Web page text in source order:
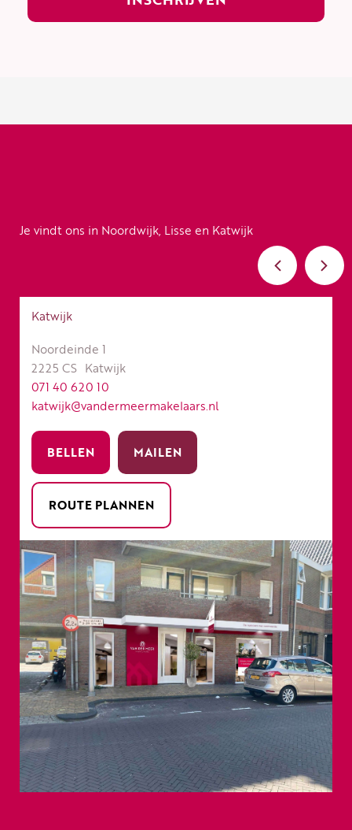
Je vindt ons in Noordwijk, Lisse en Katwijk
Katwijk
Noordeinde 1
2225 CS Katwijk
071 40 620 10
katwijk@vandermeermakelaars.nl
BELLEN MAILEN
ROUTE PLANNEN